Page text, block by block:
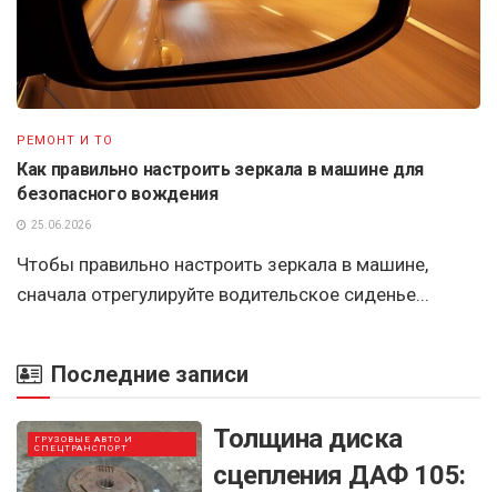
РЕМОНТ И ТО
Как правильно настроить зеркала в машине для
безопасного вождения
25.06.2026
Чтобы правильно настроить зеркала в машине,
сначала отрегулируйте водительское сиденье...
Последние записи
ГРУЗОВЫЕ АВТО И
СПЕЦТРАНСПОРТ
Толщина диска
сцепления ДАФ 105: